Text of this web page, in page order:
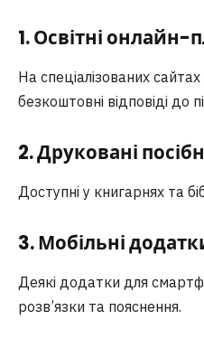
1. Освітні
На спеціалізованих
безкоштовні відповіді до
2. Друковані
Доступні у книгарнях та
3. Мобільні
Деякі додатки для
розв’язки та пояснення.